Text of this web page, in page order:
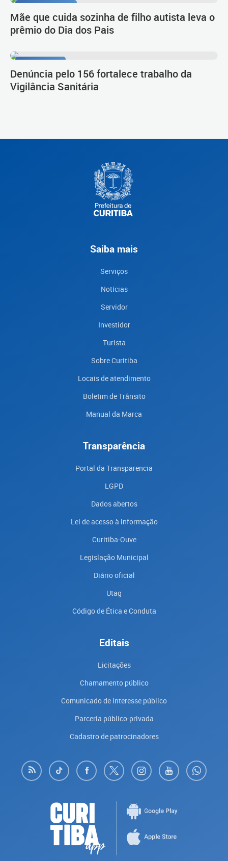
Mãe que cuida sozinha de filho autista leva o
prêmio do Dia dos Pais
Denúncia pelo 156 fortalece trabalho da
Vigilância Sanitária
Saiba mais
Serviços
Notícias
Servidor
Investidor
Turista
Sobre Curitiba
Locais de atendimento
Boletim de Trânsito
Manual da Marca
Transparência
Portal da Transparencia
LGPD
Dados abertos
Lei de acesso à informação
Curitiba-Ouve
Legislação Municipal
Diário oficial
Utag
Código de Ética e Conduta
Editais
Licitações
Chamamento público
Comunicado de interesse público
Parceria público-privada
Cadastro de patrocinadores